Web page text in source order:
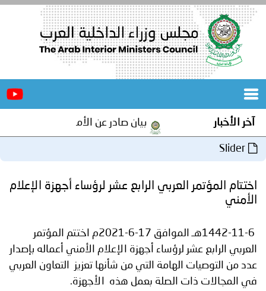
الرئيسية
المجلس
مؤتمرات
اجتماعات
و
إنجازات
برامج
توعوية
الخدمات
آخر الأخبار بيان صادر عن الأمانة العامة لمجلس
Slider
اختتام المؤتمر العربي الرابع عشر لرؤساء أجهزة الإعلام
الأمني
1442-11-6هـ الموافق 17-6-2021م اختتم المؤتمر
العربي الرابع عشر لرؤساء أجهزة الإعلام الأمني أعماله بإصدار
عدد من التوصيات الهامة التي من شأنها تعزيز التعاون العربي
في المجالات ذات الصلة بعمل هذه الأجهزة.